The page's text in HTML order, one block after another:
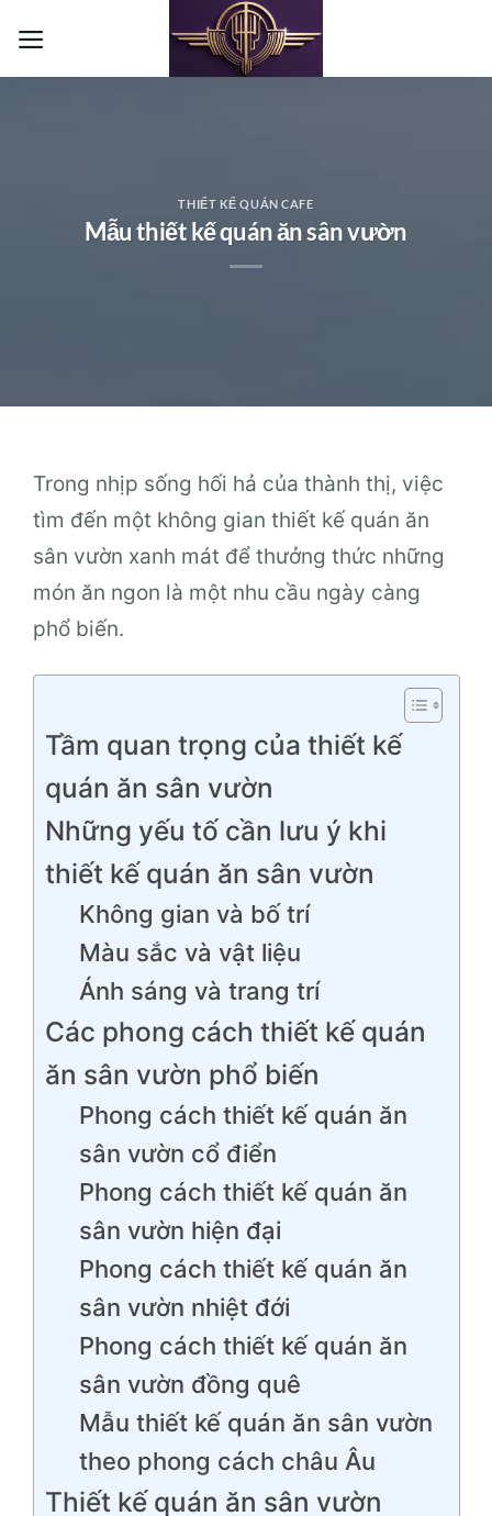
qua
THIẾT KẾ QUÁN CAFE
Mẫu thiết kế quán ăn sân vườn
Trong nhịp sống hối hả của thành thị, việc
tìm đến một không gian thiết kế quán ăn
sân vườn xanh mát để thưởng thức những
món ăn ngon là một nhu cầu ngày càng
phổ biến.
Tầm quan trọng của thiết kế
quán ăn sân vườn
Những yếu tố cần lưu ý khi
thiết kế quán ăn sân vườn
Không gian và bố trí
Màu sắc và vật liệu
Ánh sáng và trang trí
Các phong cách thiết kế quán
ăn sân vườn phổ biến
Phong cách thiết kế quán ăn
sân vườn cổ điển
Phong cách thiết kế quán ăn
sân vườn hiện đại
Phong cách thiết kế quán ăn
sân vườn nhiệt đới
Phong cách thiết kế quán ăn
sân vườn đồng quê
Mẫu thiết kế quán ăn sân vườn
theo phong cách châu Âu
Thiết kế quán ăn sân vườn